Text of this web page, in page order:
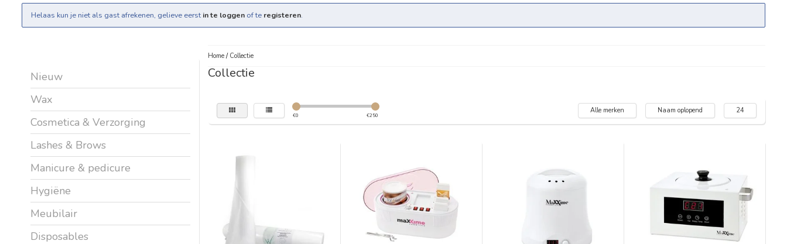
Helaas kun je niet als gast afrekenen, gelieve eerst in te loggen of te registeren.
Nieuw
Wax
Cosmetica & Verzorging
Lashes & Brows
Manicure & pedicure
Hygiëne
Meubilair
Disposables
Home/ Collectie
Collectie
€0 €250
Alle merken Naam oplopend 24